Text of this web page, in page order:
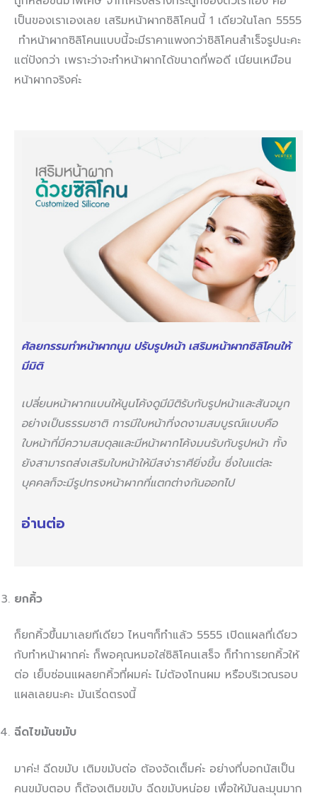
เป็นของเราเองเลย เสริมหน้าผากซิลิโคนนี้ 1 เดียวในโลก 5555
ทำหน้าผากซิลิโคนแบบนี้จะมีราคาแพงกว่าซิลิโคนสำเร็จรูปนะคะ
แต่ปังกว่า เพราะว่าจะทำหน้าผากได้ขนาดที่พอดี เนียนเหมือน
หน้าผากจริงค่ะ
ศัลยกรรมทำหน้าผากนูน ปรับรูปหน้า เสริมหน้าผากซิลิโคนให้
มีมิติ
เปลี่ยนหน้าผากแบนให้นูนโค้งดูมีมิติรับกับรูปหน้าและสันจมูก
อย่างเป็นธรรมชาติ การมีใบหน้าที่งดงามสมบูรณ์แบบคือ
ใบหน้าที่มีความสมดุลและมีหน้าผากโค้งมนรับกับรูปหน้า ทั้ง
ยังสามารถส่งเสริมใบหน้าให้มีสง่าราศียิ่งขึ้น ซึ่งในแต่ละ
บุคคลก็จะมีรูปทรงหน้าผากที่แตกต่างกันออกไป
อ่านต่อ
ยกคิ้ว
ก็ยกคิ้วขึ้นมาเลยทีเดียว ไหนๆก็ทำแล้ว 5555 เปิดแผลที่เดียว
กับทำหน้าผากค่ะ ก็พอคุณหมอใส่ซิลิโคนเสร็จ ก็ทำการยกคิ้วให้
ต่อ เย็บซ่อนแผลยกคิ้วที่ผมค่ะ ไม่ต้องโกนผม หรือบริเวณรอบ
แผลเลยนะคะ มันเริ่ดตรงนี้
ฉีดไขมันขมับ
มาค่ะ! ฉีดขมับ เติมขมับต่อ ต้องจัดเต็มค่ะ อย่างที่บอกนัสเป็น
คนขมับตอบ ก็ต้องเติมขมับ ฉีดขมับหน่อย เพื่อให้มันละมุนมาก